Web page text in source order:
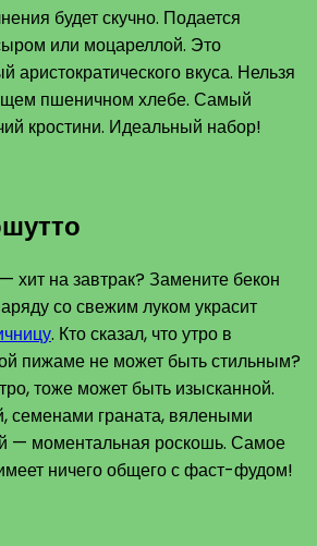
будет скучно. Подается
или моцареллой. Это
аристократического вкуса. Нельзя
пшеничном хлебе. Самый
кростини. Идеальный набор!
хит на завтрак? Замените бекон
со свежим луком украсит
. Кто сказал, что утро в
пижаме не может быть стильным?
тоже может быть изысканной.
семенами граната, вялеными
— моментальная роскошь. Самое
ничего общего с фаст-фудом!